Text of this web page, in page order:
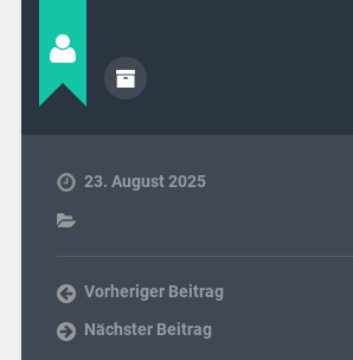
23. August 2025
Vorheriger Beitrag
Nächster Beitrag